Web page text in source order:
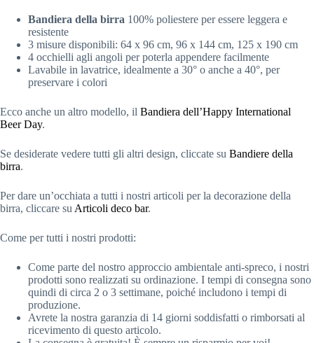
Bandiera della birra 100% poliestere per essere leggera e
resistente
3 misure disponibili: 64 x 96 cm, 96 x 144 cm, 125 x 190 cm
4 occhielli agli angoli per poterla appendere facilmente
Lavabile in lavatrice, idealmente a 30° o anche a 40°, per
preservare i colori
Ecco anche un altro modello, il Bandiera dell’Happy International
Beer Day.
Se desiderate vedere tutti gli altri design, cliccate su Bandiere della
birra.
Per dare un’occhiata a tutti i nostri articoli per la decorazione della
birra, cliccare su Articoli deco bar.
Come per tutti i nostri prodotti:
Come parte del nostro approccio ambientale anti-spreco, i nostri
prodotti sono realizzati su ordinazione. I tempi di consegna sono
quindi di circa 2 o 3 settimane, poiché includono i tempi di
produzione.
Avrete la nostra garanzia di 14 giorni soddisfatti o rimborsati al
ricevimento di questo articolo.